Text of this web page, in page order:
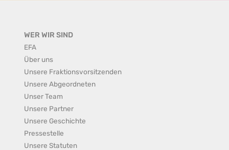
WER WIR SIND
EFA
Über uns
Unsere Fraktionsvorsitzenden
Unsere Abgeordneten
Unser Team
Unsere Partner
Unsere Geschichte
Pressestelle
Unsere Statuten